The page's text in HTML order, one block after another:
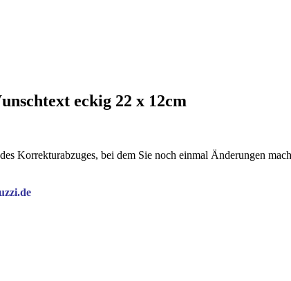
eckig 22 x 12cm
Korrekturabzuges, bei dem Sie noch einmal Änderungen